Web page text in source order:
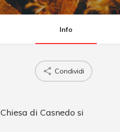
Info
Condividi
di Casnedo si